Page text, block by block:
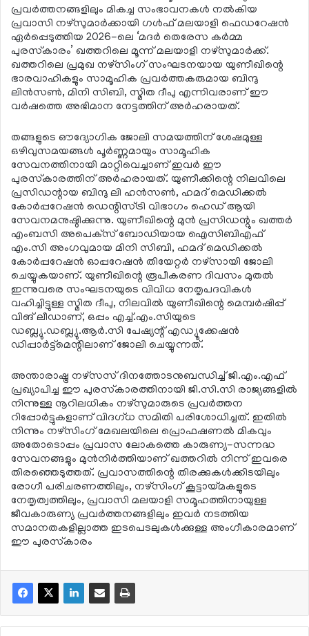
പ്രവര്‍ത്തനങ്ങളിലും മികച്ച സംഭാവനകള്‍ നല്‍കിയ
പ്രവാസി നഴ്‌സുമാര്‍ക്കായി ഗള്‍ഫ് മലയാളി ഫെഡറേഷന്‍
ഏര്‍പ്പെടുത്തിയ 2026-ലെ ‘മദര്‍ തെരേസ കര്‍മ്മ
പുരസ്‌കാരം’ ഖത്തറിലെ മൂന്ന് മലയാളി നഴ്‌സുമാര്‍ക്ക്.
ഖത്തറിലെ പ്രമുഖ നഴ്‌സിംഗ് സംഘടനയായ യുണീഖിന്റെ
ഭാരവാഹികളും സാമൂഹിക പ്രവര്‍ത്തകരുമായ ബിന്ദു
ലിന്‍സണ്‍, മിനി സിബി, സ്മിത ദീപു എന്നിവരാണ് ഈ
വര്‍ഷത്തെ അഭിമാന നേട്ടത്തിന് അര്‍ഹരായത്.
തങ്ങളുടെ ഔദ്യോഗിക ജോലി സമയത്തിന് ശേഷമുള്ള
ഒഴിവുസമയങ്ങള്‍ പൂര്‍ണ്ണമായും സാമൂഹിക
സേവനത്തിനായി മാറ്റിവെച്ചാണ് ഇവര്‍ ഈ
പുരസ്‌കാരത്തിന് അര്‍ഹരായത്. യുണീക്കിന്റെ നിലവിലെ
പ്രസിഡന്റായ ബിന്ദു ലി ഹന്‍സണ്‍, ഹമദ് മെഡിക്കല്‍
കോര്‍പ്പറേഷന്‍ ഡെന്റിസ്ട്രി വിഭാഗം ഹെഡ് ആയി
സേവനമനുഷ്ഠിക്കുന്നു. യുണീഖിന്റെ മുന്‍ പ്രസിഡന്റും ഖത്തര്‍
എംബസി അപെക്‌സ് ബോഡിയായ ഐസിബിഎഫ്
എം.സി അംഗവുമായ മിനി സിബി, ഹമദ് മെഡിക്കല്‍
കോര്‍പ്പറേഷന്‍ ഓപ്പറേഷന്‍ തിയേറ്റര്‍ നഴ്‌സായി ജോലി
ചെയ്യുകയാണ്. യുണീഖിന്റെ രൂപീകരണ ദിവസം മുതല്‍
ഇന്നുവരെ സംഘടനയുടെ വിവിധ നേതൃപദവികള്‍
വഹിച്ചിട്ടുള്ള സ്മിത ദീപു, നിലവില്‍ യുണീഖിന്റെ മെമ്പര്‍ഷിപ്പ്
വിങ് ലീഡാണ്, ഒപ്പം എച്ച്.എം.സിയുടെ
ഡബ്ല്യു.ഡബ്ല്യു.ആര്‍.സി പേഷ്യന്റ് എഡ്യൂക്കേഷന്‍
ഡിപ്പാര്‍ട്ട്‌മെന്റിലാണ് ജോലി ചെയ്യുന്നത്.
അന്താരാഷ്ട്ര നഴ്‌സസ് ദിനത്തോടനുബന്ധിച്ച് ജി.എം.എഫ്
പ്രഖ്യാപിച്ച ഈ പുരസ്‌കാരത്തിനായി ജി.സി.സി രാജ്യങ്ങളില്‍
നിന്നുള്ള നൂറിലധികം നഴ്‌സുമാരുടെ പ്രവര്‍ത്തന
റിപ്പോര്‍ട്ടുകളാണ് വിദഗ്ധ സമിതി പരിശോധിച്ചത്. ഇതില്‍
നിന്നും നഴ്‌സിംഗ് മേഖലയിലെ പ്രൊഫഷണല്‍ മികവും
അതോടൊപ്പം പ്രവാസ ലോകത്തെ കാരുണ്യ-സന്നദ്ധ
സേവനങ്ങളും മുന്‍നിര്‍ത്തിയാണ് ഖത്തറില്‍ നിന്ന് ഇവരെ
തിരഞ്ഞെടുത്തത്. പ്രവാസത്തിന്റെ തിരക്കുകള്‍ക്കിടയിലും
രോഗീ പരിചരണത്തിലും, നഴ്‌സിംഗ് കൂട്ടായ്മകളുടെ
നേതൃത്വത്തിലും, പ്രവാസി മലയാളി സമൂഹത്തിനായുള്ള
ജീവകാരുണ്യ പ്രവര്‍ത്തനങ്ങളിലും ഇവര്‍ നടത്തിയ
സമാനതകളില്ലാത്ത ഇടപെടലുകള്‍ക്കുള്ള അംഗീകാരമാണ്
ഈ പുരസ്‌കാരം